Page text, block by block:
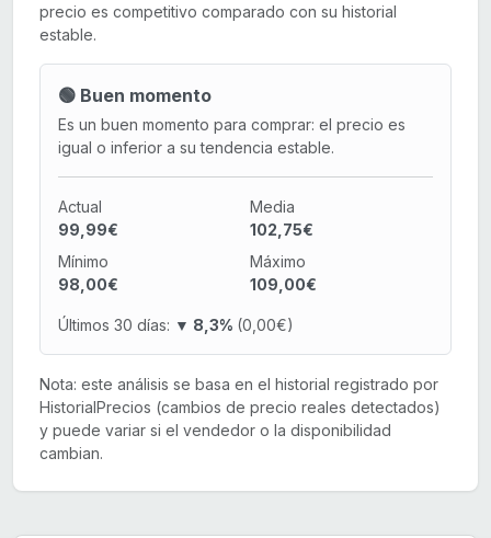
precio es competitivo comparado con su historial
estable.
🟢 Buen momento
Es un buen momento para comprar: el precio es
igual o inferior a su tendencia estable.
Actual
99,99€
Media
102,75€
Mínimo
98,00€
Máximo
109,00€
Últimos 30 días: ▼ 8,3% (0,00€)
Nota: este análisis se basa en el historial registrado por
HistorialPrecios (cambios de precio reales detectados)
y puede variar si el vendedor o la disponibilidad
cambian.